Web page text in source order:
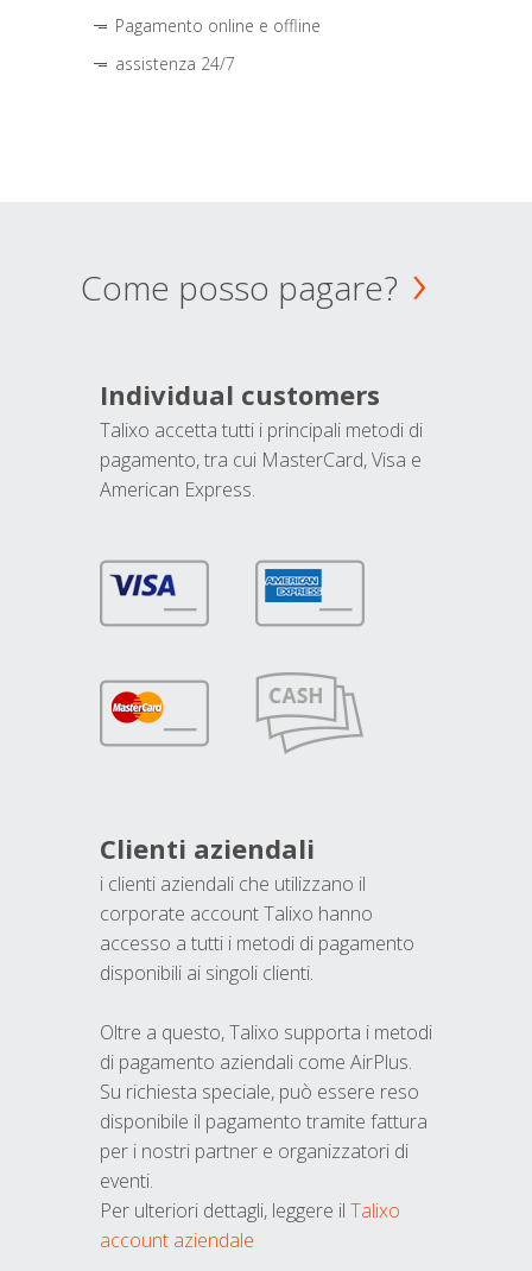
Pagamento online e offline
assistenza 24/7
Come posso pagare?
Individual customers
Talixo accetta tutti i principali metodi di
pagamento, tra cui MasterCard, Visa e
American Express.
Clienti aziendali
i clienti aziendali che utilizzano il
corporate account Talixo hanno
accesso a tutti i metodi di pagamento
disponibili ai singoli clienti.
Oltre a questo, Talixo supporta i metodi
di pagamento aziendali come AirPlus.
Su richiesta speciale, può essere reso
disponibile il pagamento tramite fattura
per i nostri partner e organizzatori di
eventi.
Per ulteriori dettagli, leggere il Talixo
account aziendale